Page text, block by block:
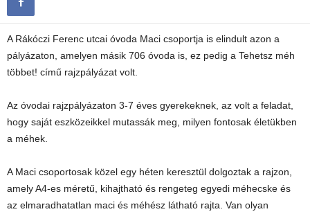
A Rákóczi Ferenc utcai óvoda Maci csoportja is elindult azon a
pályázaton, amelyen másik 706 óvoda is, ez pedig a Tehetsz méh
többet! című rajzpályázat volt.
Az óvodai rajzpályázaton 3-7 éves gyerekeknek, az volt a feladat,
hogy saját eszközeikkel mutassák meg, milyen fontosak életükben
a méhek.
A Maci csoportosak közel egy héten keresztül dolgoztak a rajzon,
amely A4-es méretű, kihajtható és rengeteg egyedi méhecske és
az elmaradhatatlan maci és méhész látható rajta. Van olyan